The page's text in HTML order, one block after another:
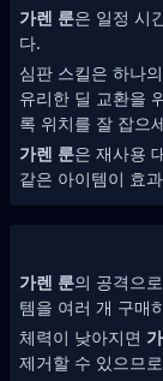
가렌 룬은 일정 시
다.
심판 스킬은 하나
유리한 딜 교환을
록 위치를 잘 잡으
가렌 룬은 재사용
같은 아이템이 효
가렌 룬의 공격으
템을 여러 개 구매
체력이 낮아지면
제거할 수 있으므